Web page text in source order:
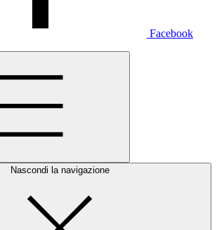
Facebook
Nascondi la navigazione